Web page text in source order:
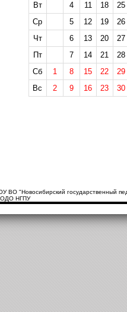
Вт
4 11 18
25
Ср
5 12 19
26
Чт
6 13 20
27
Пт
7 14 21
28
Сб
1 8 15 22
29
Вс
2 9 16 23 30
ВО "Новосибирский государственный
НГПУ